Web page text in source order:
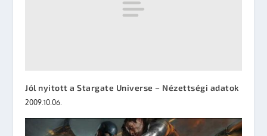
Jól nyitott a Stargate Universe – Nézettségi adatok
2009.10.06.